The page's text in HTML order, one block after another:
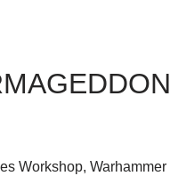
Workshop, Warhammer